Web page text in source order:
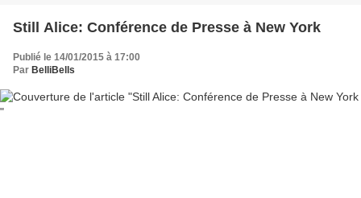
Still Alice: Conférence de Presse à New York
Publié le 14/01/2015 à 17:00
Par BelliBells